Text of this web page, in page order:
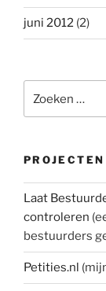
juni 2012 (2)
naar:
PROJECTEN
Laat
controleren
bestuurders
Petities.nl